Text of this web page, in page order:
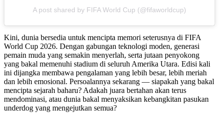
A post shared by FIFA World Cup (@fifaworldcup)
Kini, dunia bersedia untuk mencipta memori seterusnya di FIFA
World Cup 2026. Dengan gabungan teknologi moden, generasi
pemain muda yang semakin menyerlah, serta jutaan penyokong
yang bakal memenuhi stadium di seluruh Amerika Utara. Edisi kali
ini dijangka membawa pengalaman yang lebih besar, lebih meriah
dan lebih emosional. Persoalannya sekarang — siapakah yang bakal
mencipta sejarah baharu? Adakah juara bertahan akan terus
mendominasi, atau dunia bakal menyaksikan kebangkitan pasukan
underdog yang mengejutkan semua?